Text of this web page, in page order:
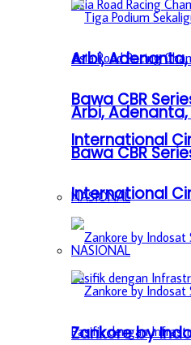
Arbi,
Bawa CBR
International
NASIONAL
Zankore by
Arbi,
Bawa CBR
International
NASIONAL